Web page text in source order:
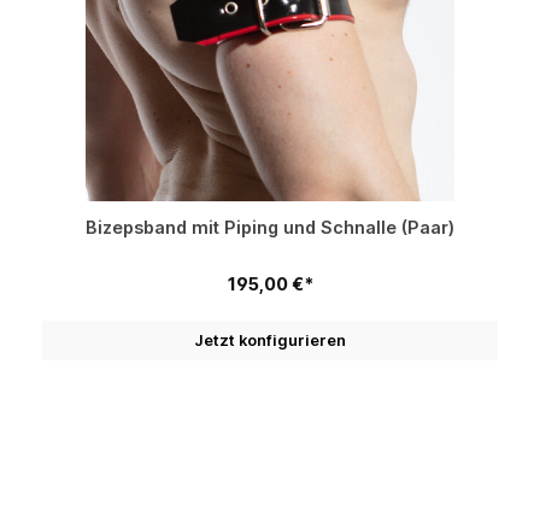
Bizepsband mit Piping und Schnalle (Paar)
195,00 €*
Jetzt konfigurieren